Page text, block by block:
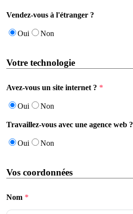
Vendez-vous à l'étranger ?
Oui Non
Votre technologie
Avez-vous un site internet ? *
Oui Non
Travaillez-vous avec une agence web ?
Oui Non
Vos coordonnées
Nom *